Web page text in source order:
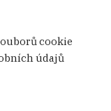
cookie
údajů